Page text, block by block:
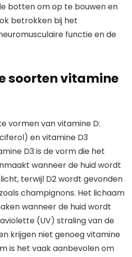
botten om op te bouwen en
betrokken bij het
functie en de
soorten vitamine
vormen van vitamine D:
en vitamine D3
D3 is de vorm die het
wanneer de huid wordt
terwijl D2 wordt gevonden
champignons. Het lichaam
wanneer de huid wordt
(UV) straling van de
krijgen niet genoeg vitamine
is het vaak aanbevolen om